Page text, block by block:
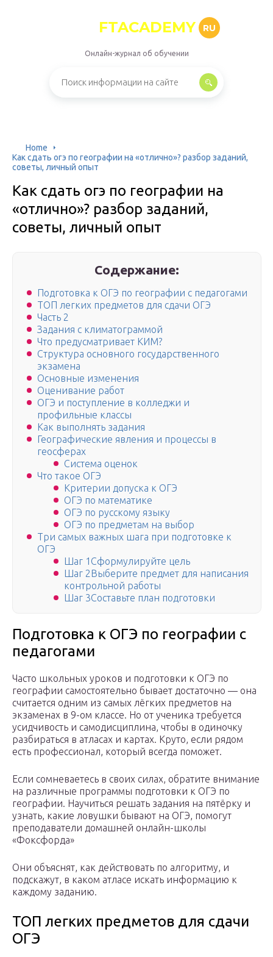
FTACADEMY RU
Онлайн-журнал об обучении
Home
Как сдать огэ по географии на «отлично»? разбор заданий,
советы, личный опыт
Как сдать огэ по географии на
«отлично»? разбор заданий,
советы, личный опыт
Содержание:
Подготовка к ОГЭ по географии с педагогами
ТОП легких предметов для сдачи ОГЭ
Часть 2
Задания с климатограммой
Что предусматривает КИМ?
Структура основного государственного
экзамена
Основные изменения
Оценивание работ
ОГЭ и поступление в колледжи и
профильные классы
Как выполнять задания
Географические явления и процессы в
геосферах
Система оценок
Что такое ОГЭ
Критерии допуска к ОГЭ
ОГЭ по математике
ОГЭ по русскому языку
ОГЭ по предметам на выбор
Три самых важных шага при подготовке к
ОГЭ
Шаг 1Сформулируйте цель
Шаг 2Выберите предмет для написания
контрольной работы
Шаг 3Составьте план подготовки
Подготовка к ОГЭ по географии с
педагогами
Часто школьных уроков и подготовки к ОГЭ по
географии самостоятельно бывает достаточно — она
считается одним из самых лёгких предметов на
экзаменах в 9-ом классе. Но от ученика требуется
усидчивость и самодисциплина, чтобы в одиночку
разбираться в атласах и картах. Круто, если рядом
есть профессионал, который всегда поможет.
Если сомневаетесь в своих силах, обратите внимание
на различные программы подготовки к ОГЭ по
географии. Научиться решать задания на пятёрку и
узнать, какие ловушки бывают на ОГЭ, помогут
преподаватели домашней онлайн-школы
«Фоксфорда»
Они объяснят, как действовать по алгоритму, и
подскажут, в каком атласе искать информацию к
каждому заданию.
ТОП легких предметов для сдачи
ОГЭ